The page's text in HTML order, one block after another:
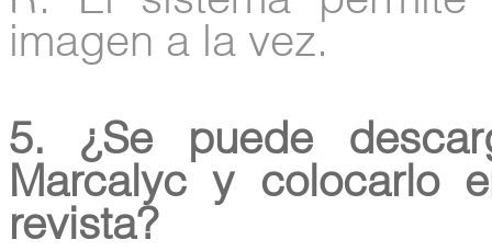
imagen a la vez.
5. ¿Se puede
Marcalyc y colocarlo
revista?